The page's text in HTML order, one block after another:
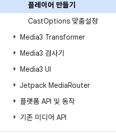
플레이어 만들기
CastOptions 맞춤설정
Media3 Transformer
Media3 검사기
Media3 UI
Jetpack MediaRouter
플랫폼 API 및 동작
기존 미디어 API